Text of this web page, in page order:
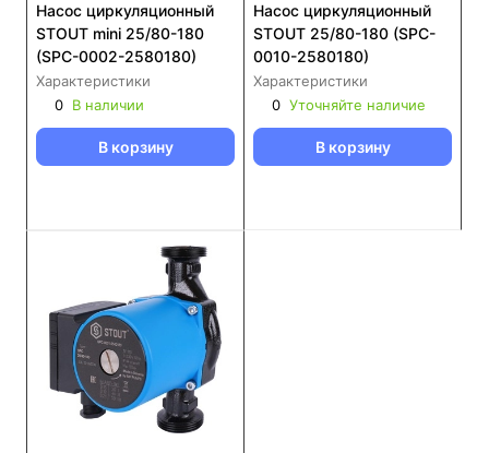
Насос циркуляционный
STOUT mini 25/80-180
(SPC-0002-2580180)
Характеристики
0 В наличии
В корзину
Насос циркуляционный
STOUT 25/80-180 (SPC-
0010-2580180)
Характеристики
0 Уточняйте наличие
В корзину